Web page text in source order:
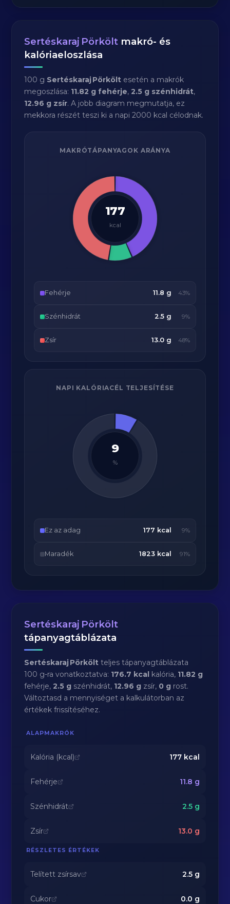
Sertéskaraj Pörkölt makró- és
kalóriaeloszlása
100 g Sertéskaraj Pörkölt esetén a makrók
megoszlása: 11.82 g fehérje,2.5 g szénhidrát,
12.96 g zsír. A jobb diagram megmutatja, ez
mekkora részét teszi ki a napi 2000 kcal célodnak.
MAKRÓTÁPANYAGOK ARÁNYA
177
kcal
Fehérje 11.8 g 43%
Szénhidrát 2.5 g 9%
Zsír 13.0 g 48%
NAPI KALÓRIACÉL TELJESÍTÉSE
9
%
Ez az adag 177 kcal 9%
Maradék 1823 kcal 91%
Sertéskaraj Pörkölt
tápanyagtáblázata
Sertéskaraj Pörkölt teljes tápanyagtáblázata
100 g-ra vonatkoztatva: 176.7 kcal kalória, 11.82 g
fehérje,2.5 g szénhidrát, 12.96 g zsír, 0 g rost.
Változtasd a mennyiséget a kalkulátorban az
értékek frissítéséhez.
ALAPMAKRÓK
Kalória (kcal) 177kcal
Fehérje 11.8 g
Szénhidrát 2.5g
Zsír 13.0 g
RÉSZLETES ÉRTÉKEK
Telített zsírsav 2.5g
Cukor 0.0 g